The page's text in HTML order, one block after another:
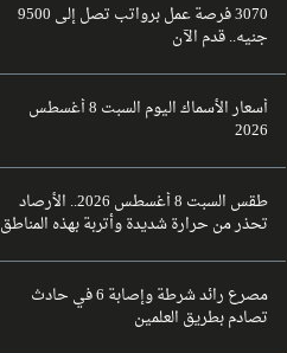
3070 فرصة عمل برواتب تصل إلى 9500
جنيه.. قدم الآن
أسعار الأسماك اليوم السبت 8 أغسطس
2026
طقس السبت 8 أغسطس 2026.. الأرصاد
تحذر من حرارة شديدة وأتربة بهذه المناطق
مصرع رائد شرطة وإصابة 6 في حادث
تصادم بطريق العلمين